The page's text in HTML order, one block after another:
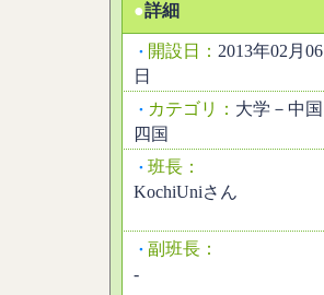
●詳細
・ 開設日： 2013年02月06
日
・ カテゴリ： 大学－中国
四国
・ 班長：
KochiUniさん
・ 副班長：
-